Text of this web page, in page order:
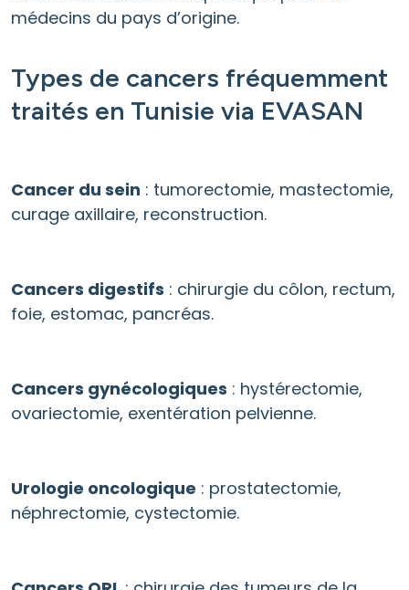
médecins du pays d’origine.
Types de cancers fréquemment
traités en Tunisie via EVASAN
Cancer du sein : tumorectomie, mastectomie,
curage axillaire, reconstruction.
Cancers digestifs : chirurgie du côlon, rectum,
foie, estomac, pancréas.
Cancers gynécologiques : hystérectomie,
ovariectomie, exentération pelvienne.
Urologie oncologique : prostatectomie,
néphrectomie, cystectomie.